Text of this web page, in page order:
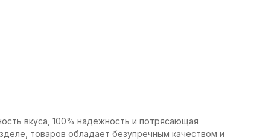
вкуса, 100% надежность и потрясающая
товаров обладает безупречным качеством и